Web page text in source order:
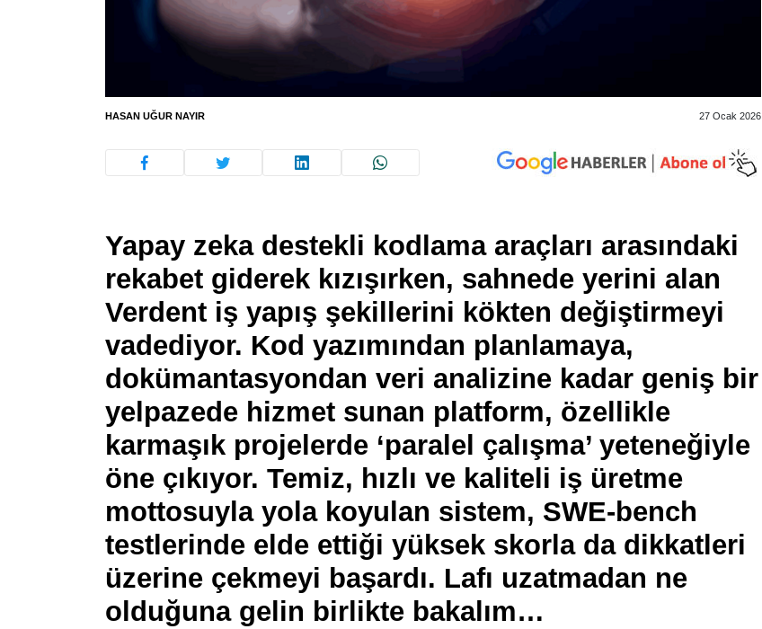
HASAN UĞUR NAYIR 27 Ocak 2026
Yapay zeka destekli kodlama araçları arasındaki
rekabet giderek kızışırken, sahnede yerini alan
Verdent iş yapış şekillerini kökten değiştirmeyi
vadediyor. Kod yazımından planlamaya,
dokümantasyondan veri analizine kadar geniş bir
yelpazede hizmet sunan platform, özellikle
karmaşık projelerde ‘paralel çalışma’ yeteneğiyle
öne çıkıyor. Temiz, hızlı ve kaliteli iş üretme
mottosuyla yola koyulan sistem, SWE-bench
testlerinde elde ettiği yüksek skorla da dikkatleri
üzerine çekmeyi başardı. Lafı uzatmadan ne
olduğuna gelin birlikte bakalım…